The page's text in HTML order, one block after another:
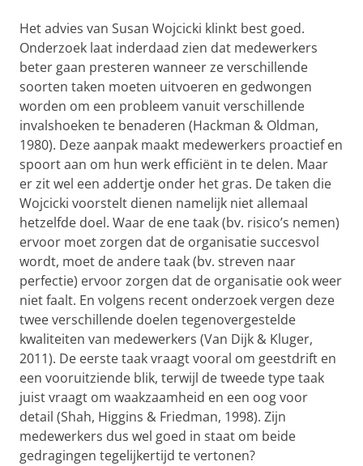
Het advies van Susan Wojcicki klinkt best goed.
Onderzoek laat inderdaad zien dat medewerkers
beter gaan presteren wanneer ze verschillende
soorten taken moeten uitvoeren en gedwongen
worden om een probleem vanuit verschillende
invalshoeken te benaderen (Hackman & Oldman,
1980). Deze aanpak maakt medewerkers proactief en
spoort aan om hun werk efficiënt in te delen. Maar
er zit wel een addertje onder het gras. De taken die
Wojcicki voorstelt dienen namelijk niet allemaal
hetzelfde doel. Waar de ene taak (bv. risico’s nemen)
ervoor moet zorgen dat de organisatie succesvol
wordt, moet de andere taak (bv. streven naar
perfectie) ervoor zorgen dat de organisatie ook weer
niet faalt. En volgens recent onderzoek vergen deze
twee verschillende doelen tegenovergestelde
kwaliteiten van medewerkers (Van Dijk & Kluger,
2011). De eerste taak vraagt vooral om geestdrift en
een vooruitziende blik, terwijl de tweede type taak
juist vraagt om waakzaamheid en een oog voor
detail (Shah, Higgins & Friedman, 1998). Zijn
medewerkers dus wel goed in staat om beide
gedragingen tegelijkertijd te vertonen?